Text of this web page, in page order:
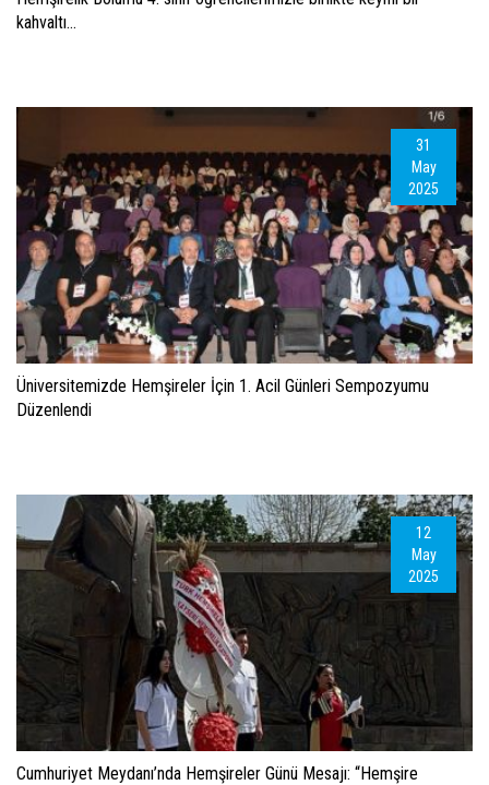
kahvaltı...
31
May
2025
Üniversitemizde Hemşireler İçin 1. Acil Günleri Sempozyumu
Düzenlendi
12
May
2025
Cumhuriyet Meydanı’nda Hemşireler Günü Mesajı: “Hemşire